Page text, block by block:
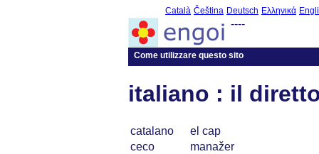
Català Čeština Deutsch Ελληνικά
----
Come utilizzare questo sito
italiano : il
catalano
el cap
ceco
manažer